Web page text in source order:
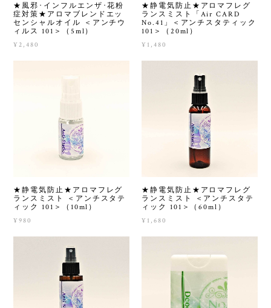
★風邪･インフルエンザ･花粉
症対策★アロマブレンドエッ
センシャルオイル ＜アンチウ
ィルス 101＞（5ml）
¥2,480
★静電気防止★アロマフレグ
ランスミスト「Air CARD
No.41」＜アンチスタティック
101＞（20ml）
¥1,480
★静電気防止★アロマフレグ
ランスミスト ＜アンチスタテ
ィック 101＞（10ml）
¥980
★静電気防止★アロマフレグ
ランスミスト ＜アンチスタテ
ィック 101＞（60ml）
¥1,680